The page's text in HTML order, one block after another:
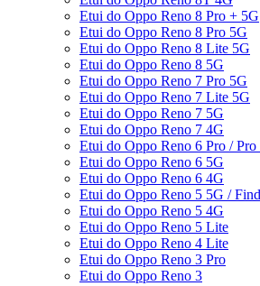
Etui do Oppo Reno 8 Pro + 5G
Etui do Oppo Reno 8 Pro 5G
Etui do Oppo Reno 8 Lite 5G
Etui do Oppo Reno 8 5G
Etui do Oppo Reno 7 Pro 5G
Etui do Oppo Reno 7 Lite 5G
Etui do Oppo Reno 7 5G
Etui do Oppo Reno 7 4G
Etui do Oppo Reno 6 Pro / Pro
Etui do Oppo Reno 6 5G
Etui do Oppo Reno 6 4G
Etui do Oppo Reno 5 5G /
Etui do Oppo Reno 5 4G
Etui do Oppo Reno 5 Lite
Etui do Oppo Reno 4 Lite
Etui do Oppo Reno 3 Pro
Etui do Oppo Reno 3